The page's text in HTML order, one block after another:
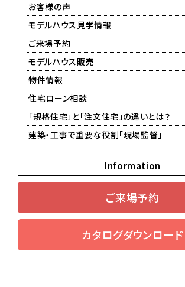
お客様の声
モデルハウス見学情報
ご来場予約
モデルハウス販売
物件情報
住宅ローン相談
「規格住宅」と「注文住宅」の違いとは？
建築・工事で重要な役割「現場監督」
Information
ご来場予約
カタログダウンロード